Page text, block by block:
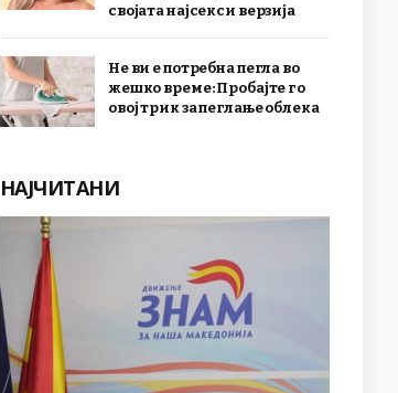
својата најсекси верзија
Не ви е потребна пегла во
жешко време: Пробајте го
овој трик за пеглање облека
НАЈЧИТАНИ